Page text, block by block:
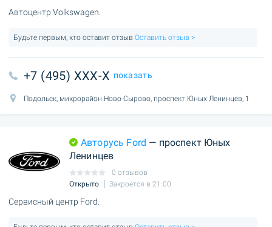
Автоцентр Volkswagen.
Будьте первым, кто оставит отзыв Оставить отзыв >
+7 (495) XXX-X показать
Подольск, микрорайон Ново-Сырово, проспект Юных Ленинцев, 1
Авторусь Ford — проспект Юных
Ленинцев
0 отзывов
Открыто
Закроется в 21:00
Сервисный центр Ford.